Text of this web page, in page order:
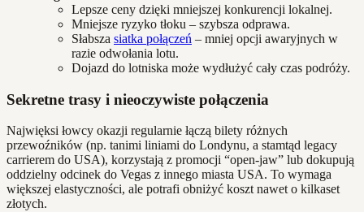
Lepsze ceny dzięki mniejszej konkurencji lokalnej.
Mniejsze ryzyko tłoku – szybsza odprawa.
Słabsza siatka połączeń – mniej opcji awaryjnych w
razie odwołania lotu.
Dojazd do lotniska może wydłużyć cały czas podróży.
Sekretne trasy i nieoczywiste połączenia
Najwięksi łowcy okazji regularnie łączą bilety różnych
przewoźników (np. tanimi liniami do Londynu, a stamtąd legacy
carrierem do USA), korzystają z promocji “open-jaw” lub dokupują
oddzielny odcinek do Vegas z innego miasta USA. To wymaga
większej elastyczności, ale potrafi obniżyć koszt nawet o kilkaset
złotych.